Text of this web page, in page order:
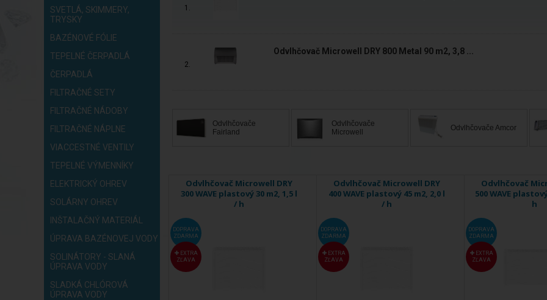
SVETLÁ, SKIMMERY,
TRYSKY
BAZÉNOVÉ FÓLIE
TEPELNÉ ČERPADLÁ
ČERPADLÁ
FILTRAČNÉ SETY
FILTRAČNÉ NÁDOBY
FILTRAČNÉ NÁPLNE
VIACCESTNÉ VENTILY
TEPELNÉ VÝMENNÍKY
ELEKTRICKÝ OHREV
SOLÁRNY OHREV
INŠTALAČNÝ MATERIÁL
ÚPRAVA BAZÉNOVEJ VODY
SOLINÁTORY - SLANÁ
ÚPRAVA VODY
SLADKÁ CHLÓROVÁ
ÚPRAVA VODY
1.
2.
Odvlhčovač Microwell DRY 800 Metal 90 m2, 3,8 ...
Odvlhčovače
Fairland
Odvlhčovače
Microwell
Odvlhčovače Amcor
Odvlhčovač Microwell DRY
300 WAVE plastový 30 m2, 1,5 l
/ h
DOPRAVA
ZDARMA
EXTRA
ZĽAVA
Odvlhčovač Microwell DRY
400 WAVE plastový 45 m2, 2,0 l
/ h
DOPRAVA
ZDARMA
EXTRA
ZĽAVA
Odvlhčovač
500 WAVE
h
DOPRAVA
ZDARMA
EXTRA
ZĽAVA